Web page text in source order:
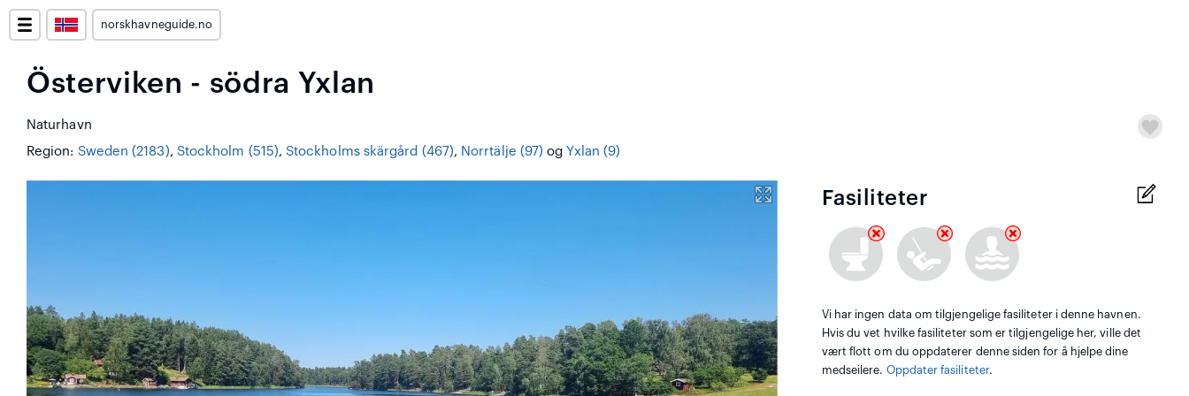
norskhavneguide.no
Österviken - södra Yxlan
Naturhavn
Region: Sweden (2183), Stockholm (515), Stockholms skärgård (467), Norrtälje (97) og Yxlan (9)
Fasiliteter
Vi har ingen data om tilgjengelige fasiliteter i denne havnen.
Hvis du vet hvilke fasiliteter som er tilgjengelige her, ville det
vært flott om du oppdaterer denne siden for å hjelpe dine
medseilere. Oppdater fasiliteter.